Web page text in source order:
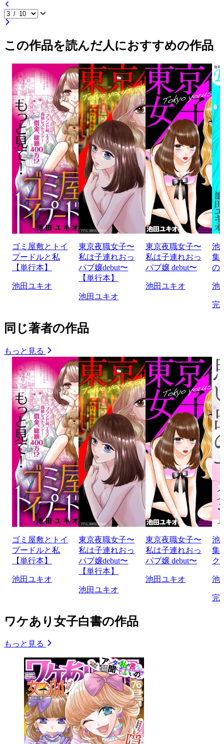
この作品を読んだ人におすすめの作品
ゴミ屋敷とトイ
プードルと私
【単行本】
池田ユキオ
東京夜職女子〜
私は子連れおっ
パブ嬢debut〜
【単行本】
池田ユキオ
東京夜職女子〜
私は子連れおっ
パブ嬢 debut〜
池田ユキオ
池
集
の
池
完
同じ著者の作品
もっと見る
ゴミ屋敷とトイ
プードルと私
【単行本】
池田ユキオ
東京夜職女子〜
私は子連れおっ
パブ嬢debut〜
【単行本】
池田ユキオ
東京夜職女子〜
私は子連れおっ
パブ嬢 debut〜
池田ユキオ
池
集
ク
池
完
ワケあり女子白書の作品
もっと見る